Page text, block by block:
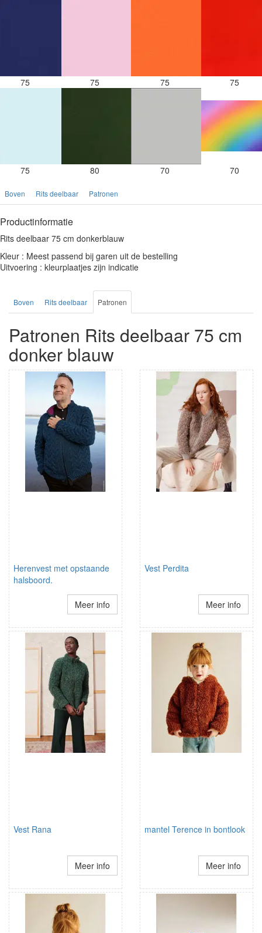
75 75 75 75
75 80 70 70
Boven Rits deelbaar Patronen
Productinformatie
Rits deelbaar 75 cm donkerblauw
Kleur : Meest passend bij garen uit de bestelling
Uitvoering : kleurplaatjes zijn indicatie
Boven Rits deelbaar Patronen
Patronen Rits deelbaar 75 cm
donker blauw
Herenvest met opstaande
halsboord.
Meer info
Vest Perdita
Meer info
Vest Rana
Meer info
mantel Terence in bontlook
Meer info